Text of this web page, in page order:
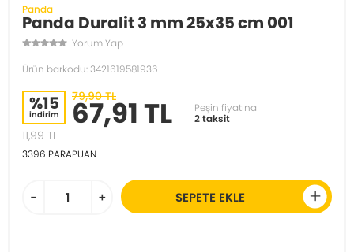
Panda
Panda Duralit 3 mm 25x35 cm 001
Yorum Yap
Ürün barkodu: 3421619581936
%15
indirim
79,90 TL
67,91 TL
Peşin fiyatına
2 taksit
11,99 TL
3396 PARAPUAN
- + SEPETE EKLE